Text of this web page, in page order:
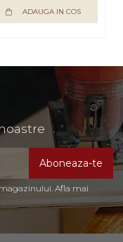
ADAUGA IN COS
Afla mai